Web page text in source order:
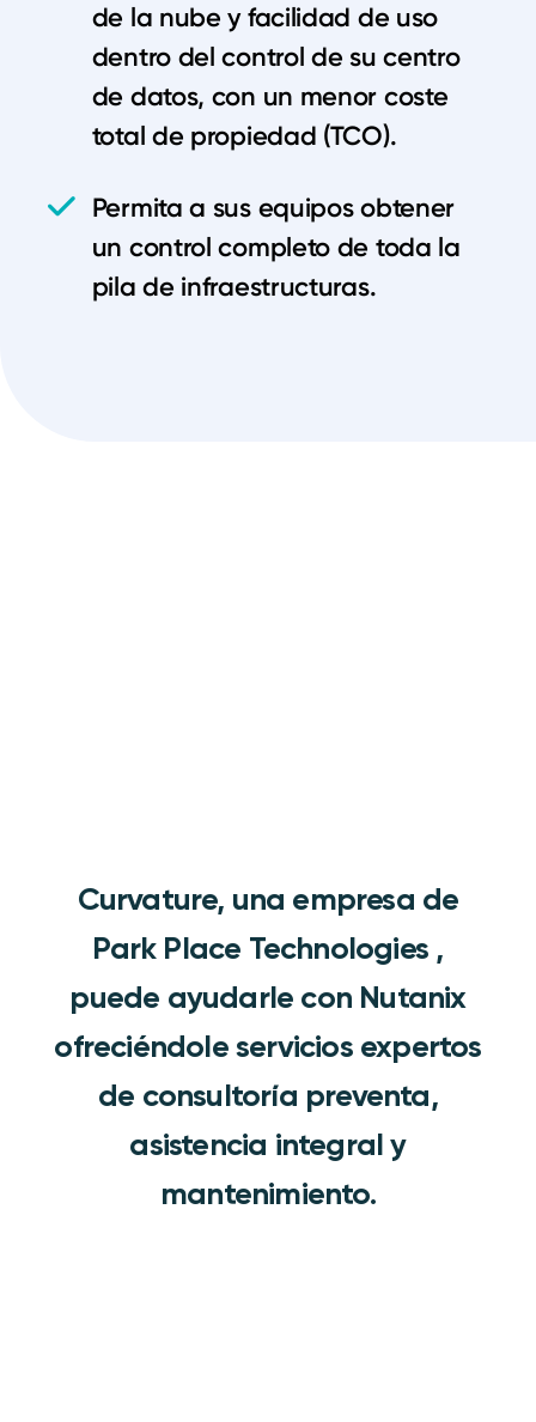
de la nube y facilidad de uso
dentro del control de su centro
de datos, con un menor coste
total de propiedad (TCO).
Permita a sus equipos obtener
un control completo de toda la
pila de infraestructuras.
Curvature, una empresa de
Park Place Technologies ,
puede ayudarle con Nutanix
ofreciéndole servicios expertos
de consultoría preventa,
asistencia integral y
mantenimiento.